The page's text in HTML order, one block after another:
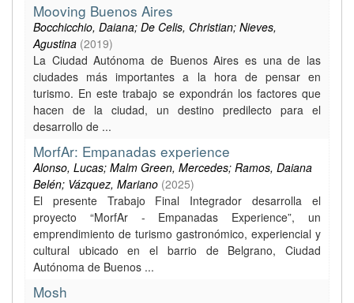
Mooving Buenos Aires
Bocchicchio, Daiana; De Celis, Christian; Nieves,
Agustina (2019)
La Ciudad Autónoma de Buenos Aires es una de las
ciudades más importantes a la hora de pensar en
turismo. En este trabajo se expondrán los factores que
hacen de la ciudad, un destino predilecto para el
desarrollo de ...
MorfAr: Empanadas experience
Alonso, Lucas; Malm Green, Mercedes; Ramos, Daiana
Belén; Vázquez, Mariano (2025)
El presente Trabajo Final Integrador desarrolla el
proyecto “MorfAr - Empanadas Experience”, un
emprendimiento de turismo gastronómico, experiencial y
cultural ubicado en el barrio de Belgrano, Ciudad
Autónoma de Buenos ...
Mosh